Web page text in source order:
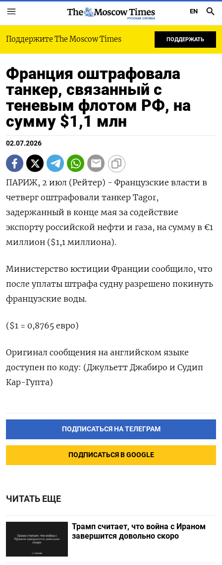
РУССКАЯ СЛУЖБА
EN
Поддержите The Moscow Times ПОДДЕРЖАТЬ
Франция оштрафовала
танкер, связанный с
теневым флотом РФ, на
сумму $1,1 млн
02.07.2026
ПАРИЖ, 2 июл (Рейтер) - Французские ‌власти в
четверг оштрафовали ​танкер Tagor, ​
задержанный ​в ⁠конце ‌мая за ‌содействие
экспорту российской нефти ​и ‌газа, на ​сумму в €1
‌миллион ($1,1 миллиона).
Министерство юстиции Франции сообщило, ​что ​
после ‌уплаты штрафа ​судну разрешено покинуть
французские воды.
($1 = 0,8765 евро)
Оригинал сообщения ​на ⁠английском языке
‌доступен по ‌коду: (Джульетт Джабиро ​и Судип
‌Кар-Гупта)
ПОДПИСАТЬСЯ НА ТЕЛЕГРАМ
ПОДПИСАТЬСЯ В GOOGLE
ЧИТАТЬ ЕЩЕ
Трамп считает, что война с Ираном
завершится довольно скоро